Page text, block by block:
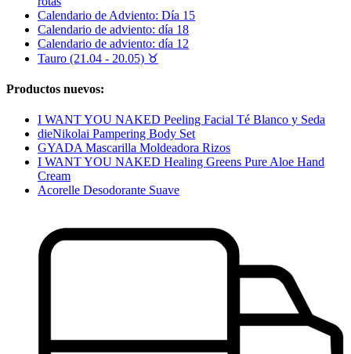
Calendario de Adviento: Día 15
Calendario de adviento: día 18
Calendario de adviento: día 12
Tauro (21.04 - 20.05) ♉︎
Productos nuevos:
I WANT YOU NAKED Peeling Facial Té Blanco y Seda
dieNikolai Pampering Body Set
GYADA Mascarilla Moldeadora Rizos
I WANT YOU NAKED Healing Greens Pure Aloe Hand
Cream
Acorelle Desodorante Suave